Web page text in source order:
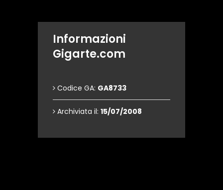
Informazioni
Gigarte.com
Codice GA: GA8733
Archiviata il: 15/07/2008